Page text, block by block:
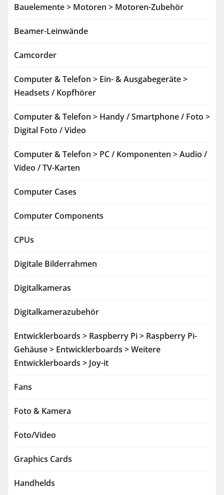
Bauelemente > Motoren > Motoren-Zubehör
Beamer-Leinwände
Camcorder
Computer & Telefon > Ein- & Ausgabegeräte >
Headsets / Kopfhörer
Computer & Telefon > Handy / Smartphone / Foto >
Digital Foto / Video
Computer & Telefon > PC / Komponenten > Audio /
Video / TV-Karten
Computer Cases
Computer Components
CPUs
Digitale Bilderrahmen
Digitalkameras
Digitalkamerazubehör
Entwicklerboards > Raspberry Pi > Raspberry Pi-
Gehäuse > Entwicklerboards > Weitere
Entwicklerboards > Joy-it
Fans
Foto & Kamera
Foto/Video
Graphics Cards
Handhelds